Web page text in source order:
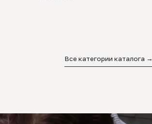
Все категории каталога →